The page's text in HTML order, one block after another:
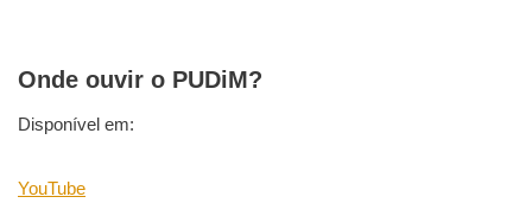
Onde ouvir o PUDiM?
Disponível em:
YouTube